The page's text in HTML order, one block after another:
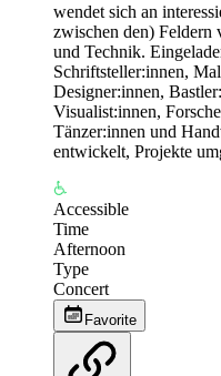
wendet sich an
zwischen den)
und Technik.
Schriftsteller:innen,
Designer:innen,
Visualist:innen,
Tänzer:innen und
entwickelt, Projekte
Accessible
Time
Afternoon
Type
Concert
Favorite